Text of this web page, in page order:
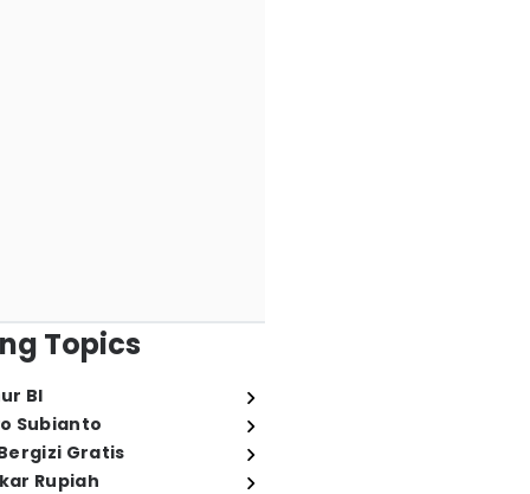
Topics
BI
Subianto
Gratis
Rupiah